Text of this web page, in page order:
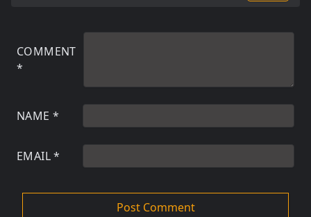
COMMENT
*
NAME *
EMAIL*